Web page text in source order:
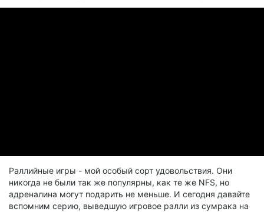
Раллийные игры - мой особый сорт удовольствия. Они
никогда не были так же популярны, как те же NFS, но
адреналина могут подарить не меньше. И сегодня давайте
вспомним серию, выведшую игровое ралли из сумрака на